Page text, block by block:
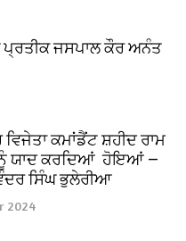
ਪ੍ਰਤੀਕ ਜਸਪਾਲ ਕੌਰ ਅਨੰਤ
ਵਿਜੇਤਾ ਕਮਾਂਡੈਂਟ ਸ਼ਹੀਦ ਰਾਮ
ਨੂੰ ਯਾਦ ਕਰਦਿਆਂ ਹੋਇਆਂ —
ਸਿੰਘ ਭੁਲੇਰੀਆ
2024